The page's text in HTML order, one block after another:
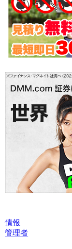
情報
管理者